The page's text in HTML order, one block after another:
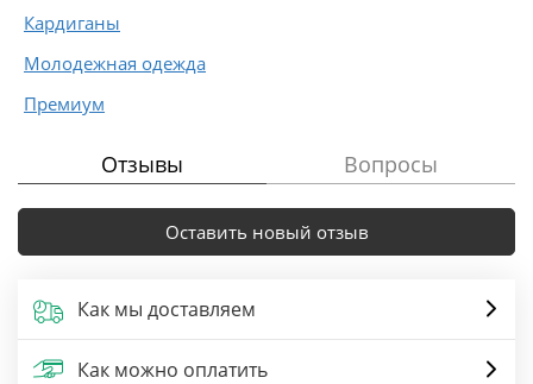
Кардиганы
Молодежная одежда
Премиум
Отзывы Вопросы
Оставить новый отзыв
Как мы доставляем
Как можно оплатить